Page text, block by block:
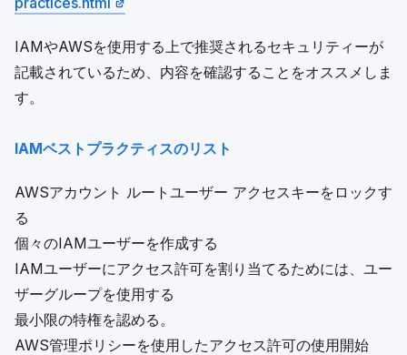
IAMやAWSを使用する上で推奨されるセキュリティーが
記載されているため、内容を確認することをオススメしま
す。
IAMベストプラクティスのリスト
AWSアカウント ルートユーザー アクセスキーをロックす
る
個々のIAMユーザーを作成する
IAMユーザーにアクセス許可を割り当てるためには、ユー
ザーグループを使用する
最小限の特権を認める。
AWS管理ポリシーを使用したアクセス許可の使用開始